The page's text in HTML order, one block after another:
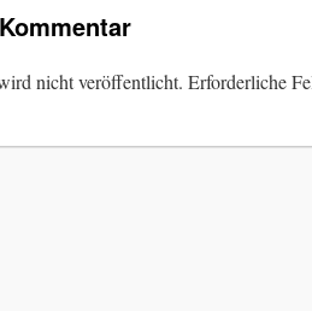
nicht veröffentlicht. Erforderliche